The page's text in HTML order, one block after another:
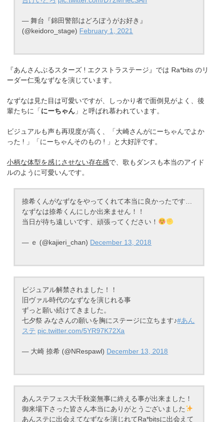
— 舞台『錦田警部はどろぼうがお好き』
(@keidoro_stage) February 1, 2021
『あんさんぶるスターズ ! エクストラステージ』では Ra*bits のリ
ーダー仁兎なずなを演じています。
なずなは見た目は可愛いですが、しっかり者で面倒見がよく、後
輩たちに「にーちゃん 」と呼ばれ慕われています。
ビジュアルも声も再現度が高く、「大崎さんがにーちゃんでよか
った ! 」「にーちゃんそのもの ! 」と大好評です。
小柄な体型を感じさせない存在感で、歌もダンスも本当のアイド
ルのように可愛いんです。
捺希くんがなずなをやってくれて本当に良かったです…
なずなは捺希くんにしか出来ません！！
当日が待ち遠しいです、頑張ってください！
— ｅ (@kajieri_chan) December 13, 2018
ビジュアル解禁されました！！
旧ヴァル時代のなずなを演じれる事
ずっと願い続けてきました。
七夕祭 みなさんの願いを胸にステージに立ちます♪#あん
ステ pic.twitter.com/5YR97K72Xa
— 大崎 捺希 (@NRespawl) December 13, 2018
あんステフェス大千秋楽無事に終える事が出来ました！
御来場下さった皆さん本当にありがとうございました
あんステに出会えてなずなを演じれてRa*bitsに出会えて